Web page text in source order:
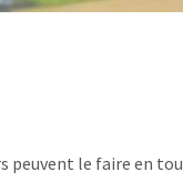
peuvent le faire en